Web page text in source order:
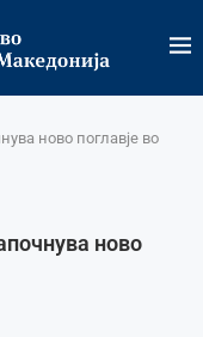
ново поглавје во
ново